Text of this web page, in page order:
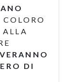
ALLA
DI